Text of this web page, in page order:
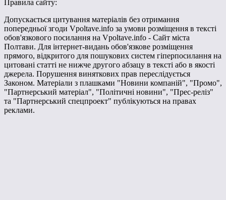
Правила сайту:
Допускається цитування матеріалів без отримання
попередньої згоди Vpoltave.info за умови розміщення в тексті
обов'язкового посилання на Vpoltave.info - Сайт міста
Полтави. Для інтернет-видань обов'язкове розміщення
прямого, відкритого для пошукових систем гіперпосилання на
цитовані статті не нижче другого абзацу в тексті або в якості
джерела. Порушення виняткових прав переслідується
Законом. Матеріали з плашками "Новини компаній", "Промо",
"Партнерський матеріал", "Політичні новини", "Прес-реліз"
та "Партнерський спецпроект" публікуються на правах
реклами.